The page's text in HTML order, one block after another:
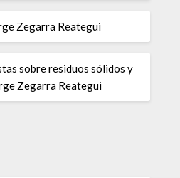
Zegarra Reategui
sobre residuos sólidos y
Zegarra Reategui